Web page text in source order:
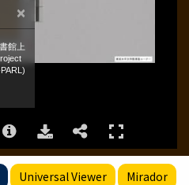
Universal Viewer Mirador